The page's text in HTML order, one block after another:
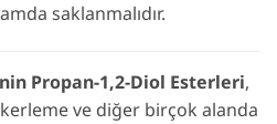
saklanmalıdır.
Propan-1,2-Diol Esterleri,
ve diğer birçok alanda